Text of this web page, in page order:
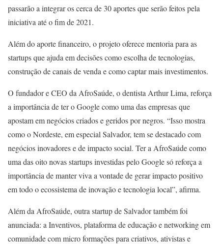
passarão a integrar os cerca de 30 aportes que serão feitos pela
iniciativa até o fim de 2021.
Além do aporte financeiro, o projeto oferece mentoria para as
startups que ajuda em decisões como escolha de tecnologias,
construção de canais de venda e como captar mais investimentos.
O fundador e CEO da AfroSaúde, o dentista Arthur Lima, reforça
a importância de ter o Google como uma das empresas que
apostam em negócios criados e geridos por negros. “Isso mostra
como o Nordeste, em especial Salvador, tem se destacado com
negócios inovadores e de impacto social. Ter a AfroSaúde como
uma das oito novas startups investidas pelo Google só reforça a
importância de manter viva a vontade de gerar impacto positivo
em todo o ecossistema de inovação e tecnologia local”, afirma.
Além da AfroSaúde, outra startup de Salvador também foi
anunciada: a Inventivos, plataforma de educação e networking em
comunidade com micro formações para criativos, ativistas e